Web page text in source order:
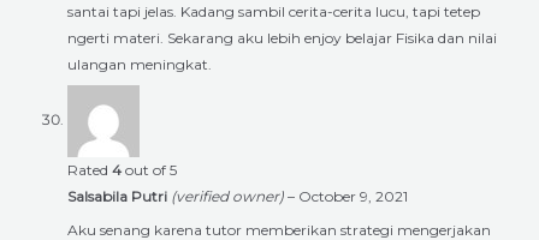
santai tapi jelas. Kadang sambil cerita-cerita lucu, tapi tetep
ngerti materi. Sekarang aku lebih enjoy belajar Fisika dan nilai
ulangan meningkat.
Rated 4 out of 5
Salsabila Putri (verified owner) – October 9, 2021
Aku senang karena tutor memberikan strategi mengerjakan